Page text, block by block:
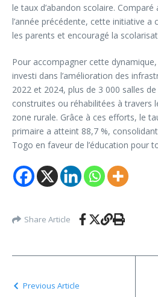
le taux d’abandon scolaire.
l’année précédente, cette initiative a
les parents et encouragé la
Pour accompagner cette
investi dans l’amélioration des
2022 et 2024, plus de 3 000 salles
construites ou réhabilitées à travers
zone rurale. Grâce à ces efforts, le
primaire a atteint 88,7 %,
Togo en faveur de l’éducation pour
Share Article
Previous Article